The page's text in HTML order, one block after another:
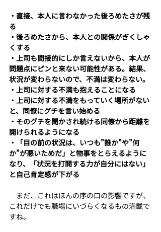
・直接、本人に言わなかった後ろめたさが残
る
・後ろめたさから、本人との関係がぎくしゃ
くする
・上司も間接的にしか言えないから、本人が
問題点にピンと来ない可能性がある。結果、
状況が変わらないので、不満は変わらない。
・上司に対する不満も抱えることになる
・上司に対する不満をもっていく場所がない
と、同僚にグチを言い始める
・そのグチを聞かされ続ける同僚から距離を
開けられるようになる
・「目の前の状況は、いつも”誰か”や”何
か”が悪いためだ」と物事をとらえるように
なり、「状況を打開する力が自分にはない」
と自己肯定感が下がる
まだ、これはほんの序の口の影響ですが、
これだけでも職場にいづらくなるもの満載で
すね。